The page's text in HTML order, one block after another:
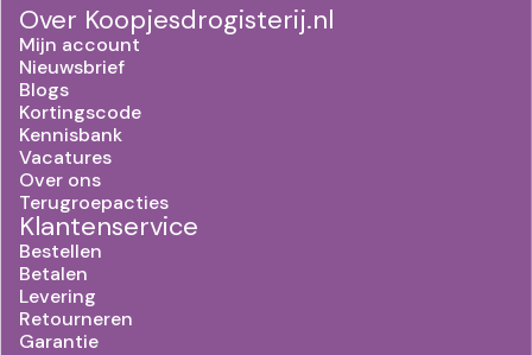
Over Koopjesdrogisterij.nl
Mijn account
Nieuwsbrief
Blogs
Kortingscode
Kennisbank
Vacatures
Over ons
Terugroepacties
Klantenservice
Bestellen
Betalen
Levering
Retourneren
Garantie